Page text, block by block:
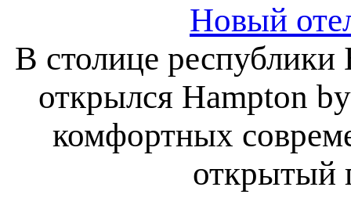
Новый
В столице республики
открылся Hampton
комфортных
открытый